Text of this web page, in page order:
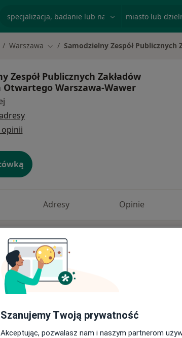
miasto
Warszawa Zmień miasto
Samodzielny Zespół
Zespół Publicznych Zakładów
Otwartego Warszawa-Wawer
opinii
Adresy Opinie
Ginekolog
Szukaj innej specjalizacji
Szanujemy Twoją prywatność
Akceptując, pozwalasz nam i naszym partnerom